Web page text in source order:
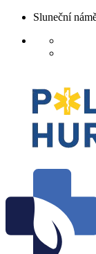
Skip
content
Sluneční